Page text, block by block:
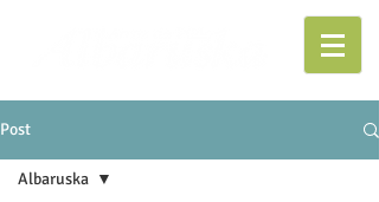
Post
Albaruska